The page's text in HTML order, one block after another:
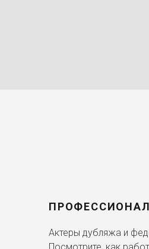
Актеры дубляжа и
Посмотрите, как